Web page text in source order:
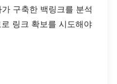
가 구축한 백링크를 분석
링크 확보를 시도해야